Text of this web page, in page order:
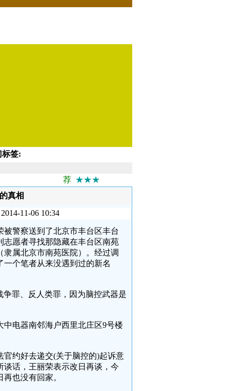
标签:
荐 ★★★
真相
11-06 10:34
被警察送到了北京市丰台区丰台
愿者寻找那隐藏在丰台区南苑
属北京市南苑医院）。经过调
个笔者从来没遇到过的新名
罪、反人类罪，因为脑控武器是
电器南邻海户西里北庄区9号楼
官约好去递交(关于脑控的)起诉意
谈话，王丽荣表示改日再谈，今
也没有回家。